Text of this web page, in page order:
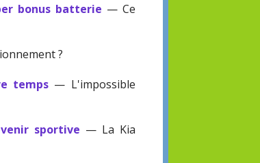
bonus batterie — Ce
?
temps— L'impossible
sportive — La Kia